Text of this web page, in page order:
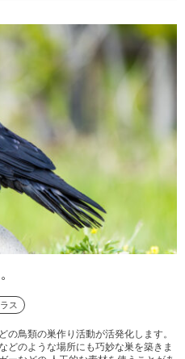
ス
鳥類の巣作り活動が活発化します。
どのような場所にも巧妙な巣を築きま